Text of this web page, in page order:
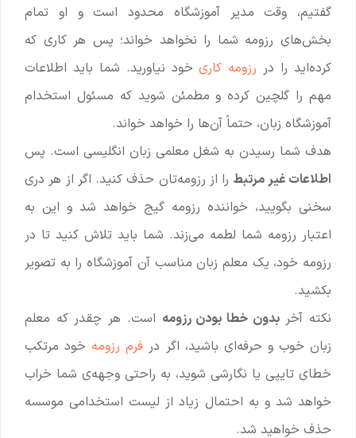
گفتیم، وقت مدیر آموزشگاه محدود است و او تمام
بخش‌های رزومه شما را نخواهد خواند؛ پس هر کاری که
کرده‌اید را در رزومه کاریخود نیاورید. شما باید اطلاعات
مهم را گلچین کرده و مطمئن شوید که مسئول استخدام
آموزشگاه زبان، حتماً آن‌ها را خواهد خواند.
هدف شما رسیدن به شغل معلمی زبان انگلیسی است. پس
اطلاعات غیر مرتبط را از رزومه‌تان حذف کنید. اگر از هر دری
سخنی بگویید، خواننده رزومه گیج خواهد شد و این به
اعتبار رزومه شما لطمه می‌زند. شما باید تلاش کنید تا در
رزومه خود، یک معلم زبان مناسب آن آموزشگاه را به تصویر
بکشید.
نکته آخربدون خطا بودن رزومه است. هر چقدر که معلم
زبان خوب و حرفه‌ای باشید، اگر در فرم رزومه خود مرتکب
خطای تایپی یا نگارشی شوید، به راحتی وجهه‌ی شما خراب
خواهد شد و به احتمال زیاد از لیست استخدامی موسسه
حذف خواهید شد.